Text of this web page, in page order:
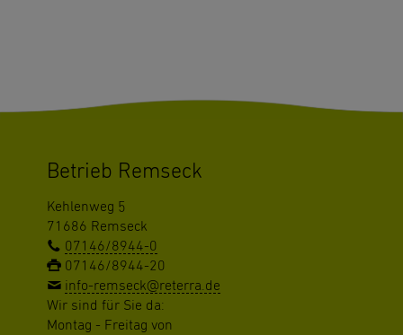
Betrieb Remseck
Kehlenweg 5
71686 Remseck
07146/8944-0
07146/8944-20
info-remseck@reterra.de
Wir sind für Sie da:
Montag - Freitag von